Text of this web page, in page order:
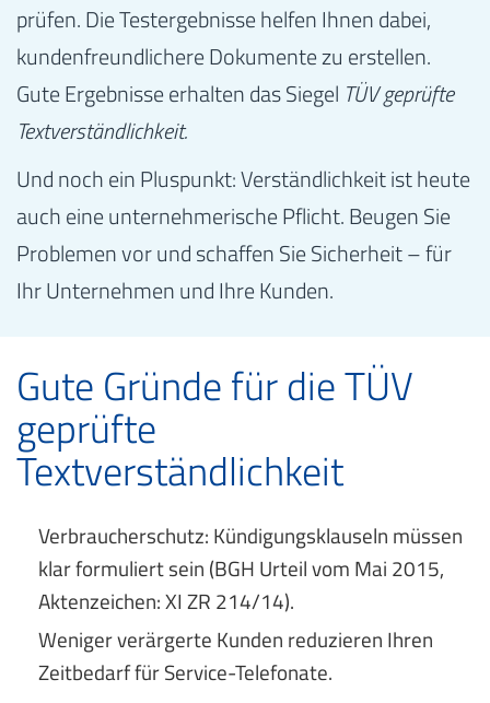
prüfen. Die Testergebnisse helfen Ihnen dabei,
kundenfreundlichere Dokumente zu erstellen.
Gute Ergebnisse erhalten das Siegel TÜV geprüfte
Textverständlichkeit.
Und noch ein Pluspunkt: Verständlichkeit ist heute
auch eine unternehmerische Pflicht. Beugen Sie
Problemen vor und schaffen Sie Sicherheit – für
Ihr Unternehmen und Ihre Kunden.
Gute Gründe für die TÜV
geprüfte
Textverständlichkeit
Verbraucherschutz: Kündigungsklauseln müssen
klar formuliert sein (BGH Urteil vom Mai 2015,
Aktenzeichen: XI ZR 214/14).
Weniger verärgerte Kunden reduzieren Ihren
Zeitbedarf für Service-Telefonate.